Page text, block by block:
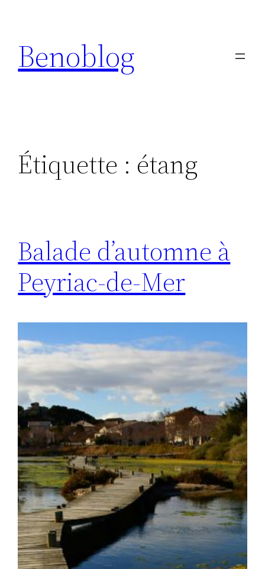
contenu
Benoblog
Étiquette : étang
Balade d’automne à
Peyriac-de-Mer